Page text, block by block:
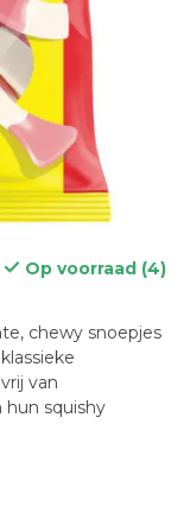
Op voorraad (4)
chewy snoepjes
van
squishy